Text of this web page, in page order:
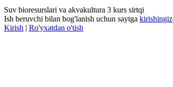
Suv bioresurslari va akvakultura 3 kurs sirtqi
Ish beruvchi bilan bog'lanish uchun saytga kirishingiz
Kirish | Ro'yxatdan o'tish